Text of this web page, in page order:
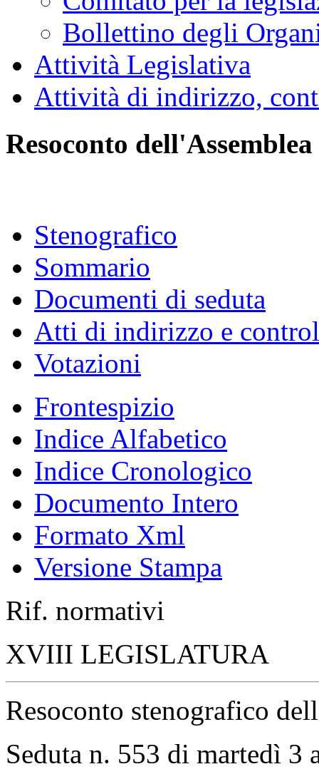
Bollettino degli
Attività Legislativa
Attività di indirizzo,
Resoconto dell'Assemblea
Stenografico
Sommario
Documenti di seduta
Atti di indirizzo e
Votazioni
Frontespizio
Indice Alfabetico
Indice Cronologico
Documento Intero
Formato Xml
Versione Stampa
Rif. normativi
XVIII LEGISLATURA
Resoconto stenografico
Seduta n. 553 di martedì 3